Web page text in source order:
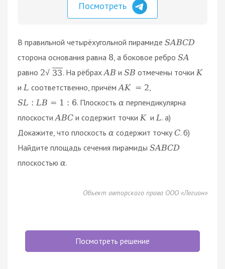
Посмотреть
В правильной четырёхугольной пирамиде SABCD
сторона основания равна 8 , а боковое ребро SA
равно 2√ 33. На рёбрах AB и SB отмечены точки K
и L соответственно, причём AK = 2
SL : LB = 1 : 6. Плоскостьα перпендикулярна
плоскости ABC и содержит точки K и L. а)
Докажите, что плоскость α содержит точкуC. б)
Найдите площадь сечения пирамиды SABCD
плоскостью α.
Объект авторского права ООО «Легион»
Посмотреть решение